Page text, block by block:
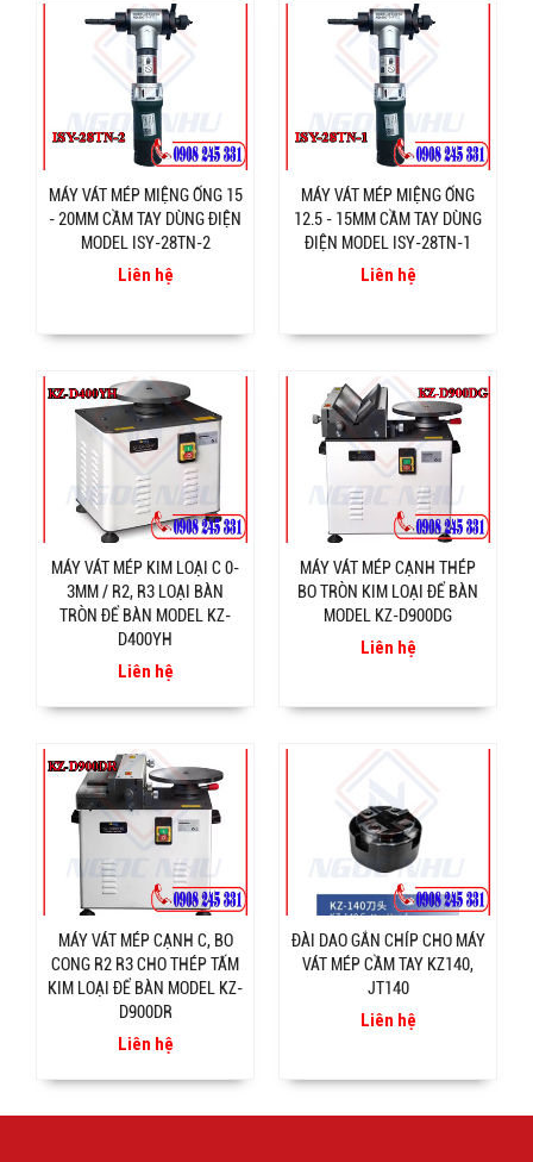
MÁY VÁT MÉP MIỆNG ỐNG 15
- 20MM CẦM TAY DÙNG ĐIỆN
MODEL ISY-28TN-2
Liên hệ
MÁY VÁT MÉP MIỆNG ỐNG
12.5 - 15MM CẦM TAY DÙNG
ĐIỆN MODEL ISY-28TN-1
Liên hệ
MÁY VÁT MÉP KIM LOẠI C 0-
3MM / R2, R3 LOẠI BÀN
TRÒN ĐỂ BÀN MODEL KZ-
D400YH
Liên hệ
MÁY VÁT MÉP CẠNH THÉP
BO TRÒN KIM LOẠI ĐỂ BÀN
MODEL KZ-D900DG
Liên hệ
MÁY VÁT MÉP CẠNH C, BO
CONG R2 R3 CHO THÉP TẤM
KIM LOẠI ĐỂ BÀN MODEL KZ-
D900DR
Liên hệ
ĐÀI DAO GẮN CHÍP CHO MÁY
VÁT MÉP CẦM TAY KZ140,
JT140
Liên hệ